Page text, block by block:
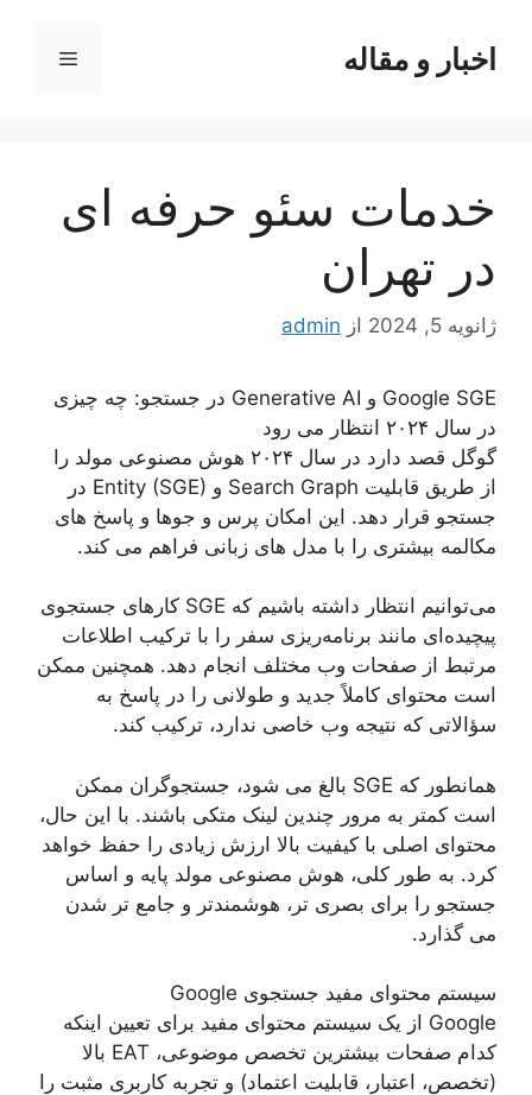
محتوااخبار و مقاله فهرست
خدمات سئو حرفه ای
در تهران
ژانویه 5, 2024 از admin
Google SGE و Generative AI در جستجو: چه چیزی
در سال ۲۰۲۴ انتظار می رود
گوگل قصد دارد در سال ۲۰۲۴ هوش مصنوعی مولد را
از طریق قابلیت Search Graph و Entity (SGE) در
جستجو قرار دهد. این امکان پرس و جوها و پاسخ های
مکالمه بیشتری را با مدل های زبانی فراهم می کند.
می‌توانیم انتظار داشته باشیم که SGE کارهای جستجوی
پیچیده‌ای مانند برنامه‌ریزی سفر را با ترکیب اطلاعات
مرتبط از صفحات وب مختلف انجام دهد. همچنین ممکن
است محتوای کاملاً جدید و طولانی را در پاسخ به
سؤالاتی که نتیجه وب خاصی ندارد، ترکیب کند.
همانطور که SGE بالغ می شود، جستجوگران ممکن
است کمتر به مرور چندین لینک متکی باشند. با این حال،
محتوای اصلی با کیفیت بالا ارزش زیادی را حفظ خواهد
کرد. به طور کلی، هوش مصنوعی مولد پایه و اساس
جستجو را برای بصری تر، هوشمندتر و جامع تر شدن
می گذارد.
سیستم محتوای مفید جستجوی Google
Google از یک سیستم محتوای مفید برای تعیین اینکه
کدام صفحات بیشترین تخصص موضوعی، EAT بالا
(تخصص، اعتبار، قابلیت اعتماد) و تجربه کاربری مثبت را